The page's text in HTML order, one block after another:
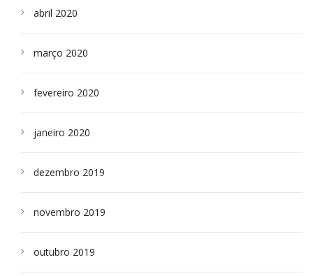
abril 2020
março 2020
fevereiro 2020
janeiro 2020
dezembro 2019
novembro 2019
outubro 2019